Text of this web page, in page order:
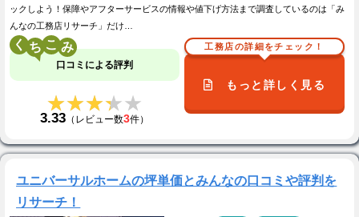
ックしよう！保障やアフターサービスの情報や値下げ方法まで調査しているのは「み
んなの工務店リサーチ」だけ…
く こ
口コミによる評判
★★★★★
★★★★★
3.33 （レビュー数3件）
工務店の詳細をチェック！
もっと詳しく見る
ユニバーサルホームの坪単価とみんなの口コミや評判を
リサーチ！